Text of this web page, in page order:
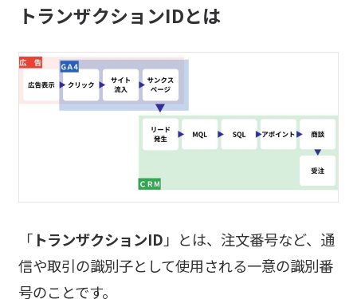
トランザクションIDとは
「トランザクションID 」とは、注文番号など、通
信や取引の識別子として使用される一意の識別番
号のことです。